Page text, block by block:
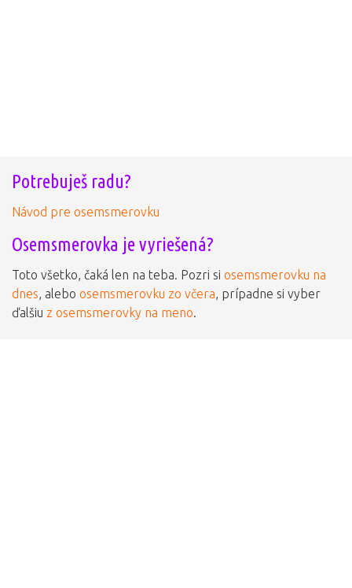
Potrebuješ radu?
Návod pre osemsmerovku
Osemsmerovka je vyriešená?
Toto všetko, čaká len na teba. Pozri si osemsmerovku na
dnes , alebo osemsmerovku zo včera , prípadne si vyber
ďalšiu z osemsmerovky na meno